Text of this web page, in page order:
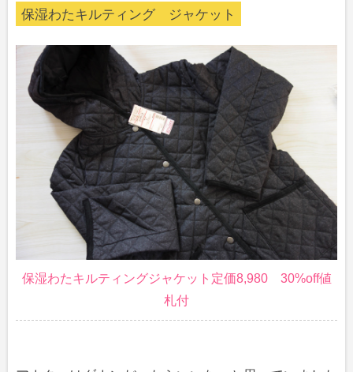
保湿わたキルティング ジャケット
保湿わたキルティングジャケット定価8,980 30%off値
札付